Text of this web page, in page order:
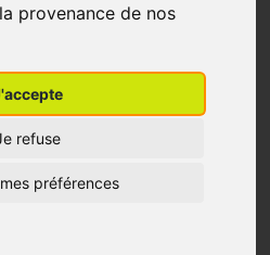
provenance de nos
refuse
préférences